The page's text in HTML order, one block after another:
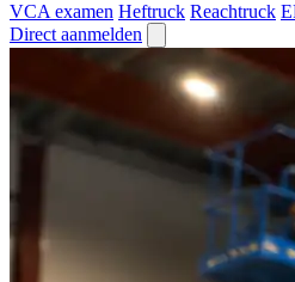
VCA examen Heftruck Reachtruck
Direct aanmelden